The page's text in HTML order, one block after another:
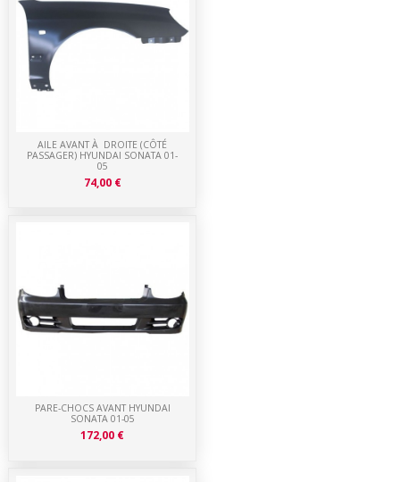
PARE-CHOCS AVANT HYUNDAI
SONATA 01-05
172,00 €
AILE AVANT À DROITE (CÔTÉ
PASSAGER) HYUNDAI SONATA 01-
05
74,00 €